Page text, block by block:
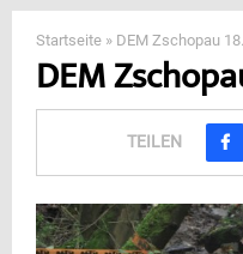
MENU
Startseite » DEM Zschopau
DEM
TEILEN